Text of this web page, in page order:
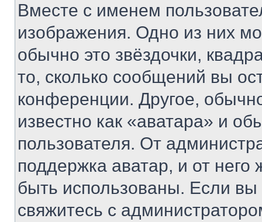
Вместе с именем
изображения. Одно из них
обычно это звёздочки,
то, сколько сообщений вы
конференции. Другое,
известно как «аватара» и
пользователя. От
поддержка аватар, и от него
быть использованы. Если
свяжитесь с